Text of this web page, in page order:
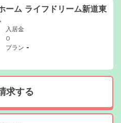
ーム ライフドリーム新道東
入居金
0
プラン -
求する